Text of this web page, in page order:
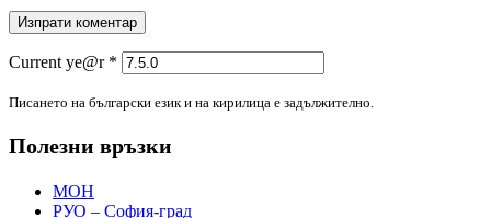
Current ye@r *
Писането на български език и на кирилица е задължително.
Полезни връзки
МОН
РУО – София-град